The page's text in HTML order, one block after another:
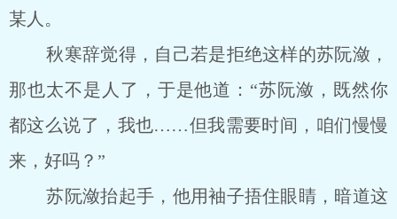
某人。
秋寒辞觉得，自己若是拒绝这样的苏阮潋，
那也太不是人了，于是他道：“苏阮潋，既然你
都这么说了，我也……但我需要时间，咱们慢慢
来，好吗？”
苏阮潋抬起手，他用袖子捂住眼睛，暗道这